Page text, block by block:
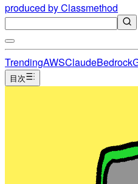
produced by Classmethod
TrendingAWSClaudeBedrock
目次